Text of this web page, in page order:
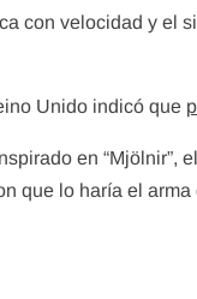
con velocidad y el
Unido indicó que
en “Mjölnir”,
que lo haría el arma